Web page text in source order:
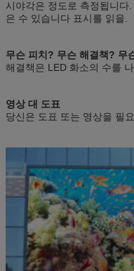
시야각은 정도로 측정됩니
은 수 있습니다 표시를 읽을.
무슨 피치? 무슨 해결책? 무
해결책은 LED 화소의 수를
영상 대 도표
당신은 도표 또는 영상을 필